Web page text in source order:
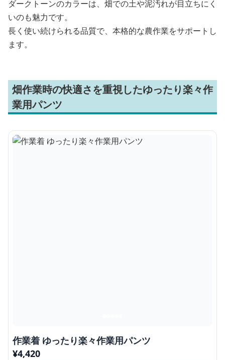
ダークトーンのカラーは、畑での土や泥汚れが目立ちにく
いのも魅力です。
長く使い続けられる品質で、本格的な農作業をサポートし
ます。
畑作業時の快適さを重視したゆったり楽々作
業用パンツ
作業着 ゆったり楽々作業用パンツ
¥4,420